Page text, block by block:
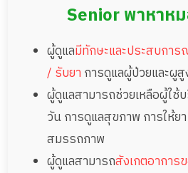
Senior พาหาห
ผู้ดูแลมีทักษะและประสบกา
/ รับยา การดูแลผู้ป่วยและผู
ผู้ดูแลสามารถช่วยเหลือผู้ใช้
วัน การดูแลสุขภาพ การให้ย
สมรรถภาพ
ผู้ดูแลสามารถสังเกตอาการ